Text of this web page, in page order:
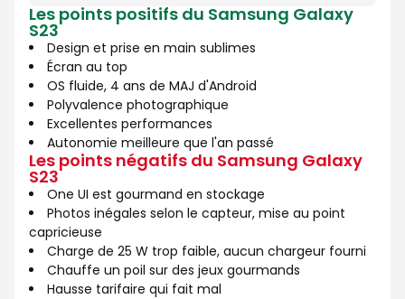
sur
10
Les points positifs du Samsung Galaxy
S23
Design et prise en main sublimes
Écran au top
OS fluide, 4 ans de MAJ d'Android
Polyvalence photographique
Excellentes performances
Autonomie meilleure que l'an passé
Les points négatifs du Samsung Galaxy
S23
One UI est gourmand en stockage
Photos inégales selon le capteur, mise au point
capricieuse
Charge de 25 W trop faible, aucun chargeur fourni
Chauffe un poil sur des jeux gourmands
Hausse tarifaire qui fait mal